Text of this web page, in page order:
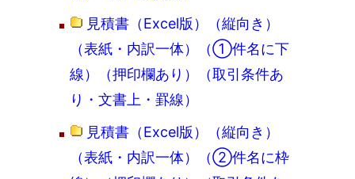
見積書（Excel版）（縦向き）
（表紙・内訳一体）（①件名に下
線）（押印欄あり）（取引条件あ
り・文書上・罫線）
見積書（Excel版）（縦向き）
（表紙・内訳一体）（②件名に枠